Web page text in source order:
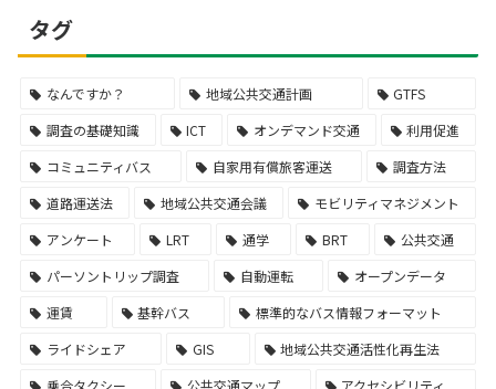
タグ
なんですか？ 地域公共交通計画
GTFS
調査の基礎知識
ICT オンデマンド交通
利用促進
コミュニティバス
自家用有償旅客運送
調査方法
道路運送法
地域公共交通会議
モビリティマネジメント
アンケート
LRT 通学 BRT
公共交通
パーソントリップ調査
自動運転
オープンデータ
運賃
基幹バス
標準的なバス情報フォーマット
ライドシェア
GIS
地域公共交通活性化再生法
乗合タクシー
公共交通マップ
アクセシビリティ